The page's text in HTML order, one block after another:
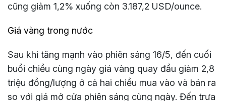
cũng giảm 1,2% xuống còn 3.187,2 USD/ounce.
Giá vàng trong nước
Sau khi tăng mạnh vào phiên sáng 16/5, đến cuối
buổi chiều cùng ngày giá vàng quay đầu giảm 2,8
triệu đồng/lượng ở cả hai chiều mua vào và bán ra
so với giá mở cửa phiên sáng cùng ngày. Đến trưa